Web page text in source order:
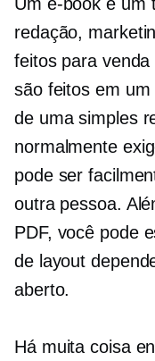
redação,
feitos para
são feitos em
de uma simples
normalmente
pode ser
outra pessoa.
PDF, você pode
de layout
aberto.
Há muita coisa